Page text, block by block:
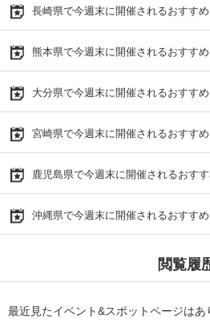
長崎県で今週末に開催されるおすす
熊本県で今週末に開催されるおすす
大分県で今週末に開催されるおすす
宮崎県で今週末に開催されるおすす
鹿児島県で今週末に開催されるおす
沖縄県で今週末に開催されるおすす
閲覧履
最近見たイベント&スポットページはあ